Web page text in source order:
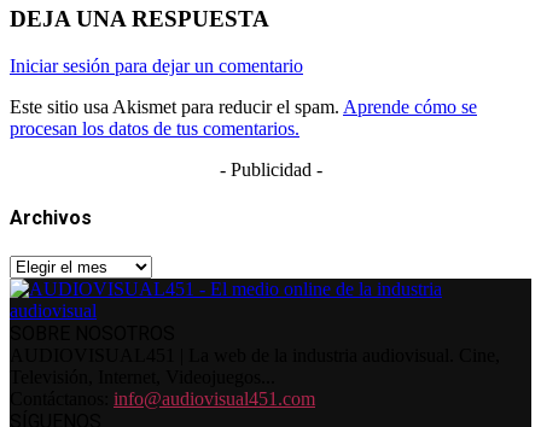
DEJA UNA RESPUESTA
Iniciar sesión para dejar un comentario
Este sitio usa Akismet para reducir el spam. Aprende cómo se
procesan los datos de tus comentarios.
- Publicidad -
Archivos
Archivos
info@audiovisual451.com